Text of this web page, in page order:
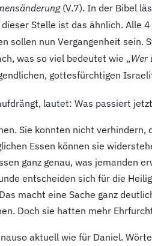
(V.7). In der Bibel
Stelle ist das ähnlich. Alle 4
sollen nun Vergangenheit sein.
was so viel bedeutet wie „Wer
gottesfürchtigen
lautet: Was passiert
Sie konnten nicht
Essen können sie
ganz genau, was jemanden
entscheiden sich für die
macht eine Sache ganz
Doch sie hatten mehr
aktuell wie für Daniel.